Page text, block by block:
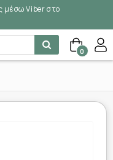
μέσω Viber στο
0